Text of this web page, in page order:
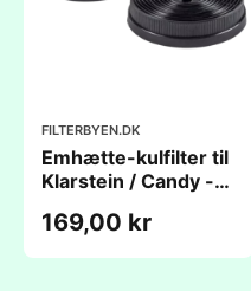
FILTERBYEN.DK
Emhætte-kulfilter til
Klarstein / Candy -
169,00 kr